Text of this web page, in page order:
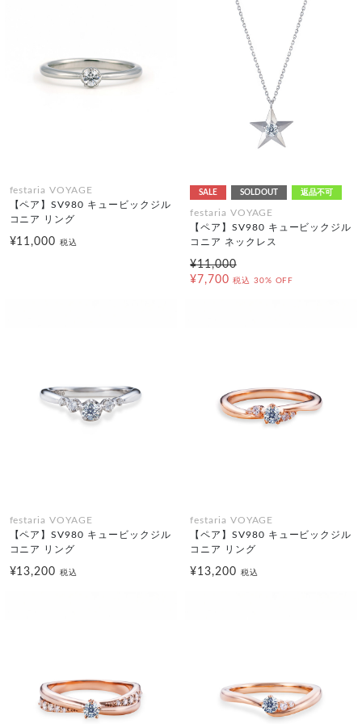
festaria VOYAGE
【ペア】SV980 キュービックジル
コニア リング
¥11,000税込
SALE SOLDOUT 返品不可
festaria VOYAGE
【ペア】SV980 キュービックジル
コニア ネックレス
¥11,000
¥7,700 税込 30% OFF
festaria VOYAGE
【ペア】SV980 キュービックジル
コニア リング
¥13,200税込
festaria VOYAGE
【ペア】SV980 キュービックジル
コニア リング
¥13,200 税込